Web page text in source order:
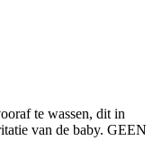
te wassen, dit in
van de baby. GEEN